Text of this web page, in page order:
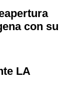
con su
LA